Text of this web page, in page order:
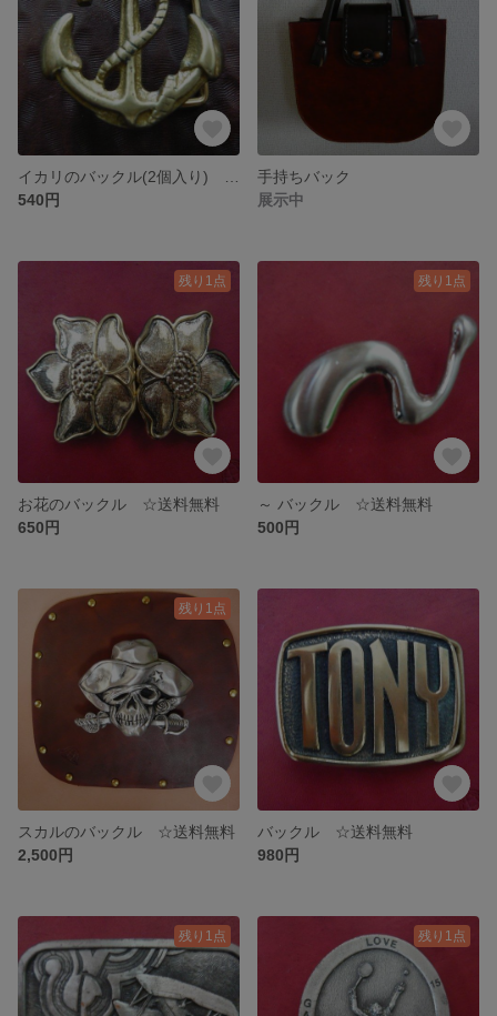
540円
手持ちバック
展示中
残り1点
お花のバックル ☆送料無料
650円
残り1点
～ バックル ☆送料無料
500円
残り1点
スカルのバックル ☆送料無料
2,500円
バックル ☆送料無料
980円
残り1点 残り1点